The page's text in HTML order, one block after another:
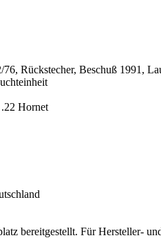
Rückstecher, Beschuß 1991,
Hornet
bereitgestellt. Für Hersteller-